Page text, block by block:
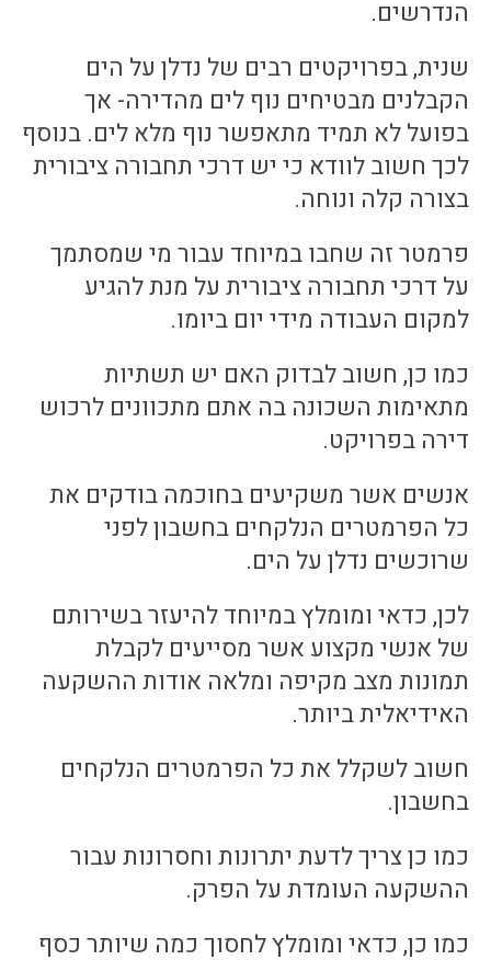
הנדרשים.
שנית, בפרויקטים רבים של נדלן על הים
הקבלנים מבטיחים נוף לים מהדירה- אך
בפועל לא תמיד מתאפשר נוף מלא לים. בנוסף
לכך חשוב לוודא כי יש דרכי תחבורה ציבורית
בצורה קלה ונוחה.
פרמטר זה שחבו במיוחד עבור מי שמסתמך
על דרכי תחבורה ציבורית על מנת להגיע
למקום העבודה מידי יום ביומו.
כמו כן, חשוב לבדוק האם יש תשתיות
מתאימות השכונה בה אתם מתכוונים לרכוש
דירה בפרויקט.
אנשים אשר משקיעים בחוכמה בודקים את
כל הפרמטרים הנלקחים בחשבון לפני
שרוכשים נדלן על הים.
לכן, כדאי ומומלץ במיוחד להיעזר בשירותם
של אנשי מקצוע אשר מסייעים לקבלת
תמונות מצב מקיפה ומלאה אודות ההשקעה
האידיאלית ביותר.
חשוב לשקלל את כל הפרמטרים הנלקחים
בחשבון.
כמו כן צריך לדעת יתרונות וחסרונות עבור
ההשקעה העומדת על הפרק.
כמו כן, כדאי ומומלץ לחסוך כמה שיותר כסף